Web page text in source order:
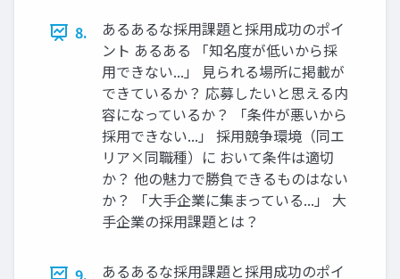
8.
あるあるな採⽤課題と採⽤成功のポイ
ント あるある 「知名度が低いから採
⽤できない...」 ⾒られる場所に掲載が
できているか？ 応募したいと思える内
容になっているか？ 「条件が悪いから
採⽤できない...」 採⽤競争環境（同エ
リア×同職種）に おいて条件は適切
か？ 他の魅⼒で勝負できるものはない
か？ 「⼤⼿企業に集まっている...」 ⼤
⼿企業の採⽤課題とは？
あるあるな採⽤課題と採⽤成功のポイ